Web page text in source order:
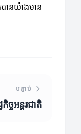
ានយ៉ាងមាន
បន្ទាប់
ចអន្តរជាតិ